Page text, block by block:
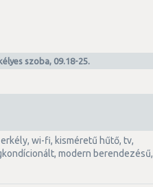
szoba, 09.18-25.
modern berendezésű,